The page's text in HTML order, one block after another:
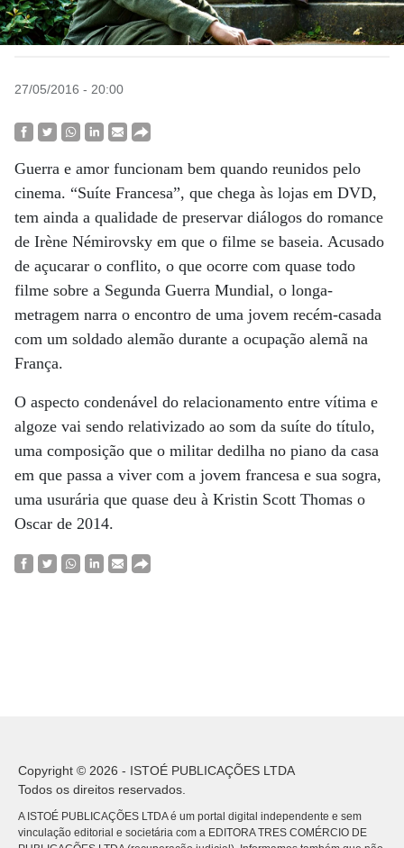
27/05/2016 - 20:00
Guerra e amor funcionam bem quando reunidos pelo
cinema. “Suíte Francesa”, que chega às lojas em DVD,
tem ainda a qualidade de preservar diálogos do romance
de Irène Némirovsky em que o filme se baseia. Acusado
de açucarar o conflito, o que ocorre com quase todo
filme sobre a Segunda Guerra Mundial, o longa-
metragem narra o encontro de uma jovem recém-casada
com um soldado alemão durante a ocupação alemã na
França.
O aspecto condenável do relacionamento entre vítima e
algoze vai sendo relativizado ao som da suíte do título,
uma composição que o militar dedilha no piano da casa
em que passa a viver com a jovem francesa e sua sogra,
uma usurária que quase deu à Kristin Scott Thomas o
Oscar de 2014.
Copyright © 2026 - ISTOÉ PUBLICAÇÕES LTDA
Todos os direitos reservados.
A ISTOÉ PUBLICAÇÕES LTDA é um portal digital independente e sem
vinculação editorial e societária com a EDITORA TRES COMÉRCIO DE